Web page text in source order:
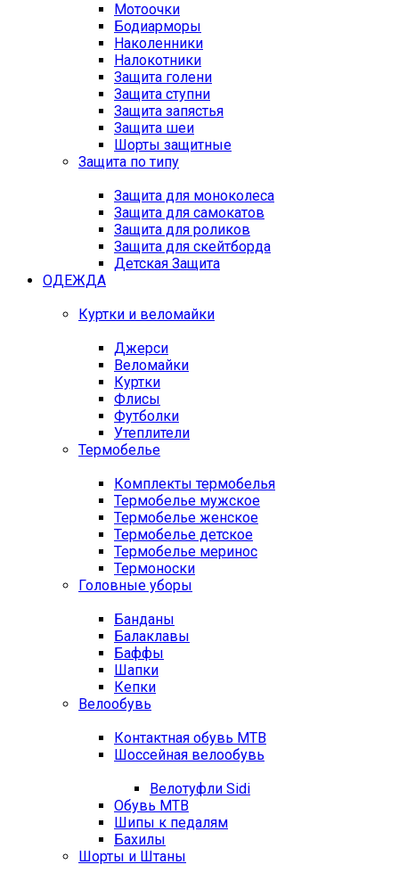
Мотоочки
Бодиарморы
Наколенники
Налокотники
Защита голени
Защита ступни
Защита запястья
Защита шеи
Шорты защитные
Защита по типу
Защита для моноколеса
Защита для самокатов
Защита для роликов
Защита для скейтборда
Детская Защита
ОДЕЖДА
Куртки и веломайки
Джерси
Веломайки
Куртки
Флисы
Футболки
Утеплители
Термобелье
Комплекты термобелья
Термобелье мужское
Термобелье женское
Термобелье детское
Термобелье меринос
Термоноски
Головные уборы
Банданы
Балаклавы
Баффы
Шапки
Кепки
Велообувь
Контактная обувь MTB
Шоссейная велообувь
Велотуфли Sidi
Обувь MTB
Шипы к педалям
Бахилы
Шорты и Штаны